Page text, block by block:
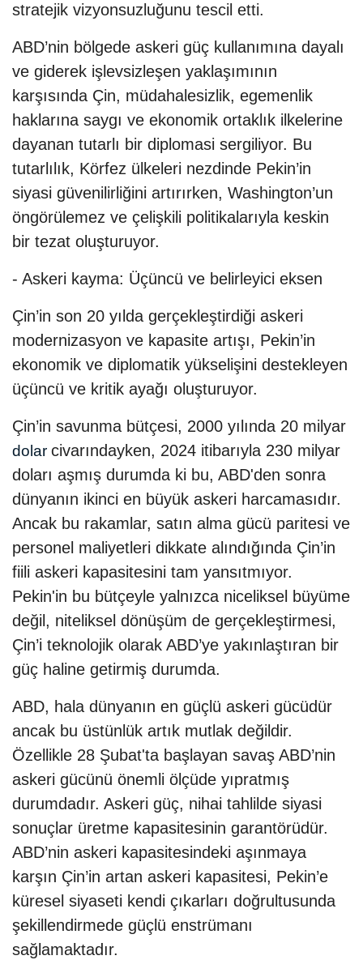
stratejik vizyonsuzluğunu tescil etti.
ABD’nin bölgede askeri güç kullanımına dayalı
ve giderek işlevsizleşen yaklaşımının
karşısında Çin, müdahalesizlik, egemenlik
haklarına saygı ve ekonomik ortaklık ilkelerine
dayanan tutarlı bir diplomasi sergiliyor. Bu
tutarlılık, Körfez ülkeleri nezdinde Pekin’in
siyasi güvenilirliğini artırırken, Washington’un
öngörülemez ve çelişkili politikalarıyla keskin
bir tezat oluşturuyor.
- Askeri kayma: Üçüncü ve belirleyici eksen
Çin’in son 20 yılda gerçekleştirdiği askeri
modernizasyon ve kapasite artışı, Pekin’in
ekonomik ve diplomatik yükselişini destekleyen
üçüncü ve kritik ayağı oluşturuyor.
Çin’in savunma bütçesi, 2000 yılında 20 milyar
dolar civarındayken, 2024 itibarıyla 230 milyar
doları aşmış durumda ki bu, ABD'den sonra
dünyanın ikinci en büyük askeri harcamasıdır.
Ancak bu rakamlar, satın alma gücü paritesi ve
personel maliyetleri dikkate alındığında Çin’in
fiili askeri kapasitesini tam yansıtmıyor.
Pekin'in bu bütçeyle yalnızca niceliksel büyüme
değil, niteliksel dönüşüm de gerçekleştirmesi,
Çin’i teknolojik olarak ABD’ye yakınlaştıran bir
güç haline getirmiş durumda.
ABD, hala dünyanın en güçlü askeri gücüdür
ancak bu üstünlük artık mutlak değildir.
Özellikle 28 Şubat'ta başlayan savaş ABD’nin
askeri gücünü önemli ölçüde yıpratmış
durumdadır. Askeri güç, nihai tahlilde siyasi
sonuçlar üretme kapasitesinin garantörüdür.
ABD’nin askeri kapasitesindeki aşınmaya
karşın Çin’in artan askeri kapasitesi, Pekin’e
küresel siyaseti kendi çıkarları doğrultusunda
şekillendirmede güçlü enstrümanı
sağlamaktadır.